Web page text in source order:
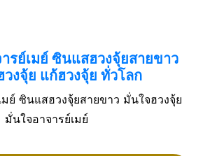
รย์เมย์ ซินแสฮวงจุ้ยสายขาว
วงจุ้ย แก้ฮวงจุ้ย ทั่วโลก
มย์ ซินแสฮวงจุ้ยสายขาว มั่นใจฮวงจุ้ย
มั่นใจอาจารย์เมย์